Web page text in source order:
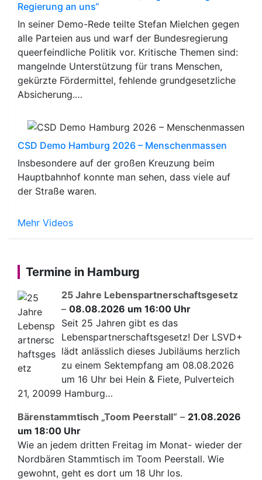
Regierung an uns“
In seiner Demo-Rede teilte Stefan Mielchen gegen
alle Parteien aus und warf der Bundesregierung
queerfeindliche Politik vor. Kritische Themen sind:
mangelnde Unterstützung für trans Menschen,
gekürzte Fördermittel, fehlende grundgesetzliche
Absicherung.…
CSD Demo Hamburg 2026 – Menschenmassen
Insbesondere auf der großen Kreuzung beim
Hauptbahnhof konnte man sehen, dass viele auf
der Straße waren.
Mehr Videos
Termine in Hamburg
25 Jahre Lebenspartnerschaftsgesetz
– 08.08.2026 um 16:00 Uhr
Seit 25 Jahren gibt es das
Lebenspartnerschaftsgesetz! Der LSVD+
lädt anlässlich dieses Jubiläums herzlich
zu einem Sektempfang am 08.08.2026
um 16 Uhr bei Hein & Fiete, Pulverteich
21, 20099 Hamburg…
Bärenstammtisch „Toom Peerstall“ – 21.08.2026
um 18:00 Uhr
Wie an jedem dritten Freitag im Monat- wieder der
Nordbären Stammtisch im Toom Peerstall. Wie
gewohnt, geht es dort um 18 Uhr los.